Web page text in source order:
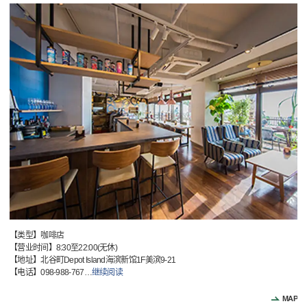
【类型】咖啡店
【营业时间】8:30至22:00(无休)
【地址】北谷町Depot Island海滨新馆1F美滨9-21
【电话】098-988-767…继续阅读
MAP